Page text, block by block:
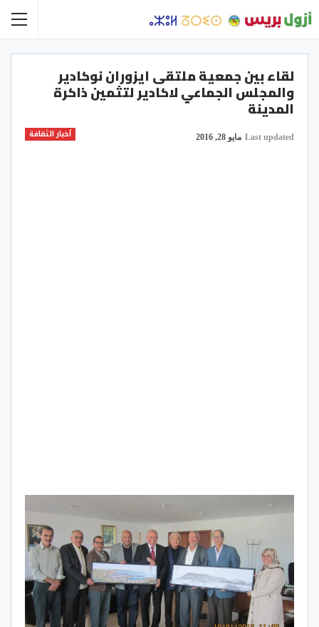
لقاء بين جمعية ملتقى ايزوران نوكادير
والمجلس الجماعي لاكادير لتثمين ذاكرة
المدينة
أخبار الثقافة Last updated مايو 28, 2016